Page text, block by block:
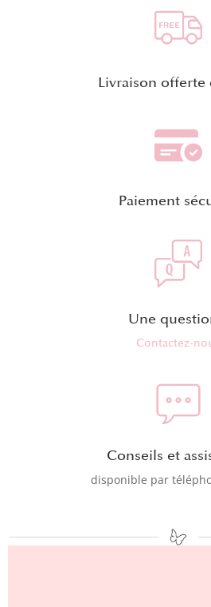
Livraison offerte
Paiement
Une
Contactez-
Conseils et
disponible par